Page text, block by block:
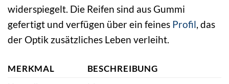
widerspiegelt. Die Reifen sind aus Gummi
gefertigt und verfügen über ein feines Profil, das
der Optik zusätzliches Leben verleiht.
MERKMAL
BESCHREIBUNG